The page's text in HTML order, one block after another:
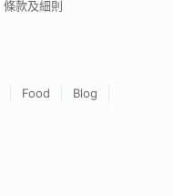
條款及細則
Food
Blog